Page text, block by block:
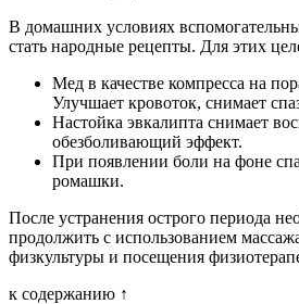
В домашних условиях
стать народные рецепты. Для этих
Мед в качестве компресса на
Улучшает кровоток, снимает
Настойка эвкалипта снимает
обезболивающий эффект.
При появлении боли на фоне
ромашки.
После устранения острого периода
продолжить с использованием
физкультуры и посещения
к содержанию ↑